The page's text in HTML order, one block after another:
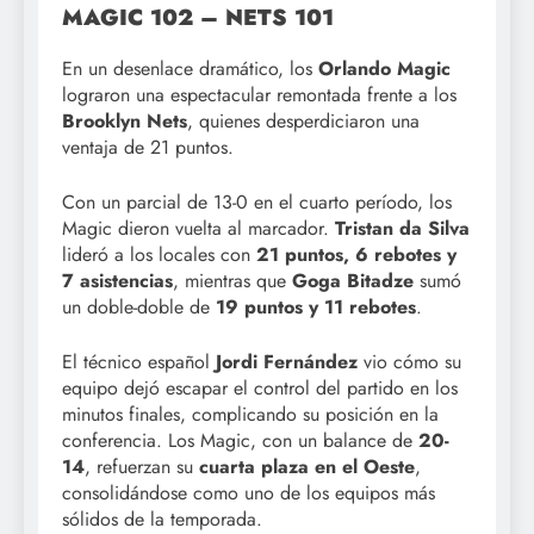
MAGIC 102 – NETS 101
En un desenlace dramático, los Orlando Magic
lograron una espectacular remontada frente a los
Brooklyn Nets, quienes desperdiciaron una
ventaja de 21 puntos.
Con un parcial de 13-0 en el cuarto período, los
Magic dieron vuelta al marcador. Tristan da Silva
lideró a los locales con 21 puntos, 6 rebotes y
7 asistencias, mientras que Goga Bitadze sumó
un doble-doble de 19 puntos y 11 rebotes.
El técnico español Jordi Fernández vio cómo su
equipo dejó escapar el control del partido en los
minutos finales, complicando su posición en la
conferencia. Los Magic, con un balance de 20-
14, refuerzan su cuarta plaza en el Oeste,
consolidándose como uno de los equipos más
sólidos de la temporada.